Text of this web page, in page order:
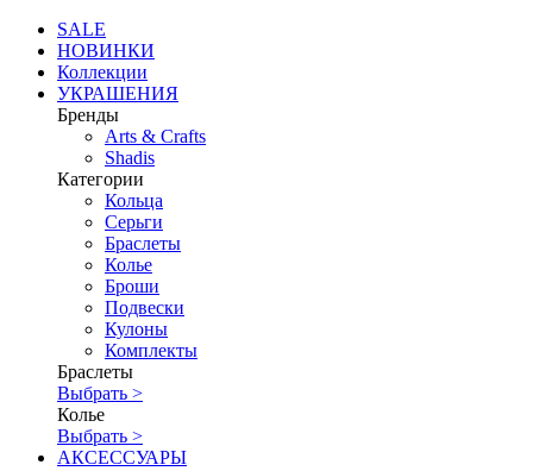
SALE
НОВИНКИ
Коллекции
УКРАШЕНИЯ
Бренды
Аrts & Сrafts
Shadis
Категории
Кольца
Серьги
Браслеты
Колье
Броши
Подвески
Кулоны
Комплекты
Браслеты
Выбрать >
Колье
Выбрать >
АКСЕССУАРЫ